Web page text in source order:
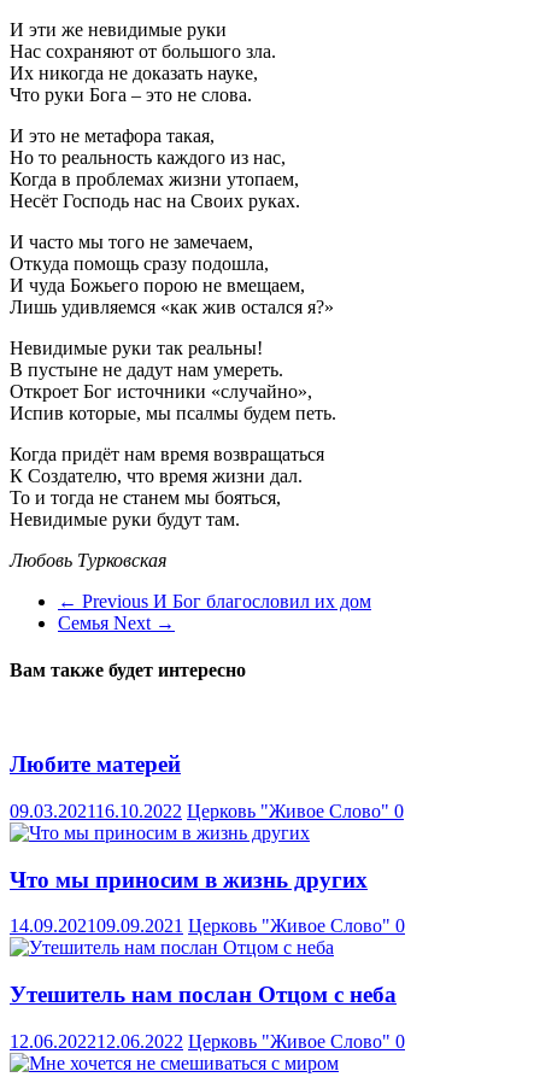
И эти же невидимые руки
Нас сохраняют от большого зла.
Их никогда не доказать науке,
Что руки Бога – это не слова.
И это не метафора такая,
Но то реальность каждого из нас,
Когда в проблемах жизни утопаем,
Несёт Господь нас на Своих руках.
И часто мы того не замечаем,
Откуда помощь сразу подошла,
И чуда Божьего порою не вмещаем,
Лишь удивляемся «как жив остался я?»
Невидимые руки так реальны!
В пустыне не дадут нам умереть.
Откроет Бог источники «случайно»,
Испив которые, мы псалмы будем петь.
Когда придёт нам время возвращаться
К Создателю, что время жизни дал.
То и тогда не станем мы бояться,
Невидимые руки будут там.
Любовь Турковская
← Previous И Бог благословил их дом
Семья Next →
Вам также будет интересно
Любите матерей
09.03.202116.10.2022 Церковь "Живое Слово" 0
Что мы приносим в жизнь других
14.09.202109.09.2021 Церковь "Живое Слово" 0
Утешитель нам послан Отцом с неба
12.06.202212.06.2022 Церковь "Живое Слово" 0